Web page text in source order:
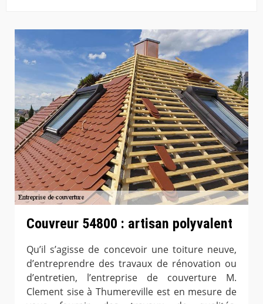
Couvreur 54800 : artisan polyvalent
Qu’il s’agisse de concevoir une toiture neuve,
d’entreprendre des travaux de rénovation ou
d’entretien, l’entreprise de couverture M.
Clement sise à Thumereville est en mesure de